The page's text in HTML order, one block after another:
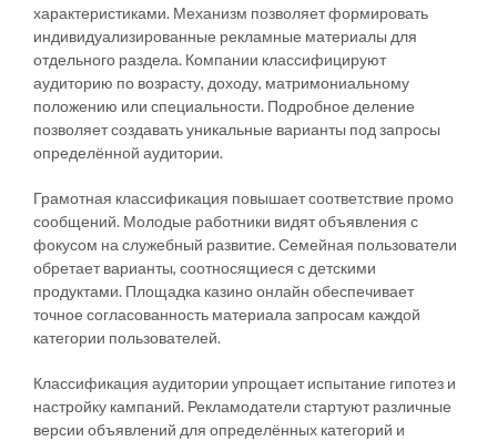
характеристиками. Механизм позволяет формировать
индивидуализированные рекламные материалы для
отдельного раздела. Компании классифицируют
аудиторию по возрасту, доходу, матримониальному
положению или специальности. Подробное деление
позволяет создавать уникальные варианты под запросы
определённой аудитории.
Грамотная классификация повышает соответствие промо
сообщений. Молодые работники видят объявления с
фокусом на служебный развитие. Семейная пользователи
обретает варианты, соотносящиеся с детскими
продуктами. Площадка казино онлайн обеспечивает
точное согласованность материала запросам каждой
категории пользователей.
Классификация аудитории упрощает испытание гипотез и
настройку кампаний. Рекламодатели стартуют различные
версии объявлений для определённых категорий и